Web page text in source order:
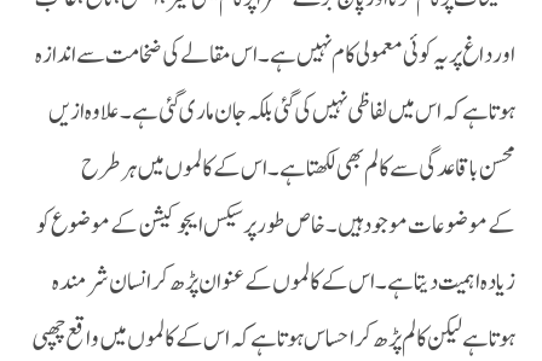
اور داغ پر یہ کوئی معمولی کام نہیں ہے۔ اس مقالے کی ضخامت سے اندازہ
ہوتا ہے کہ اس میں لفاظی نہیں کی گئی بلکہ جان ماری گئی ہے۔ علاوہ ازیں
محسن باقاعدگی سے کالم بھی لکھتا ہے ۔اس کے کالموں میں ہر طرح
کےموضوعات موجود ہیں۔ خاص طور پر سیکس ایجوکیشن کے موضوع کو
زیادہ اہمیت دیتا ہے۔ اس کے کالموں کے عنوان پڑھ کر انسان شرمندہ
ہوتا ہے لیکن کالم پڑھ کر احساس ہوتا ہے کہ اس کے کالموں میں واقع چھپی